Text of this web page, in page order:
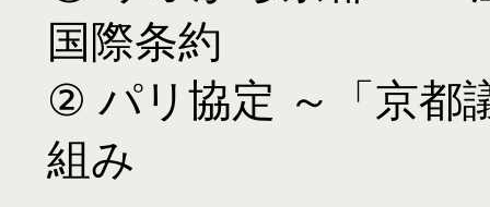
国際条約
② パリ協定 ～「京都
組み